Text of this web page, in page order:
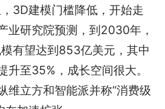
3D建模门槛降低，开始走
业研究院预测，到2030年，
有望达到853亿美元，其中
升至35%，成长空间很大。
维立方和智能派并称“消费级